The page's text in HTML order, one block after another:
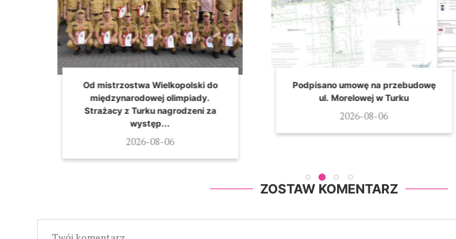
Od mistrzostwa Wielkopolski do
międzynarodowej olimpiady.
Strażacy z Turku nagrodzeni za
występ...
2026-08-06
Podpisano umowę na przebudowę
ul. Morelowej w Turku
2026-08-06
ZOSTAW KOMENTARZ